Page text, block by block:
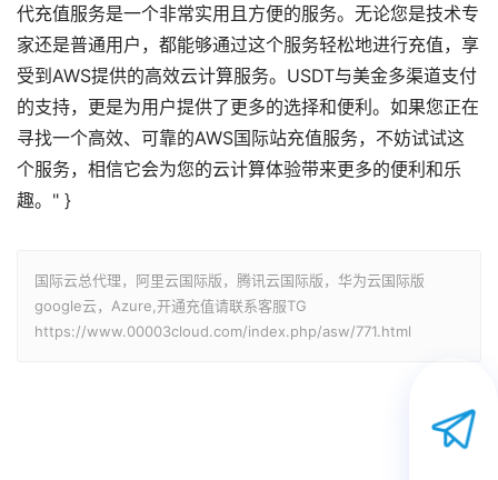
代充值服务是一个非常实用且方便的服务。无论您是技术专
家还是普通用户，都能够通过这个服务轻松地进行充值，享
受到AWS提供的高效云计算服务。USDT与美金多渠道支付
的支持，更是为用户提供了更多的选择和便利。如果您正在
寻找一个高效、可靠的AWS国际站充值服务，不妨试试这
个服务，相信它会为您的云计算体验带来更多的便利和乐
趣。" }
国际云总代理，阿里云国际版，腾讯云国际版，华为云国际版
google云，Azure,开通充值请联系客服TG
https://www.00003cloud.com/index.php/asw/771.html